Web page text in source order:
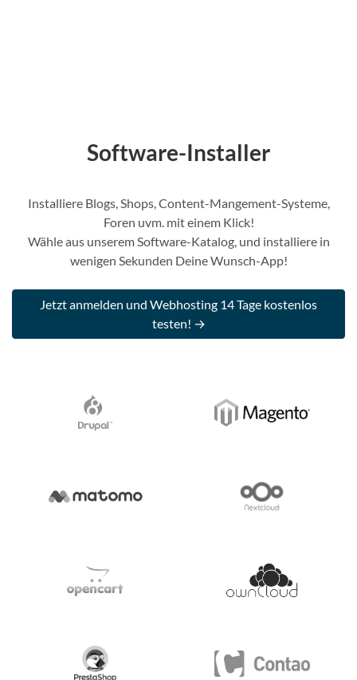
Software-Installer
Installiere Blogs, Shops, Content-Mangement-Systeme,
Foren uvm. mit einem Klick!
Wähle aus unserem Software-Katalog, und installiere in
wenigen Sekunden Deine Wunsch-App!
Jetzt anmelden und Webhosting 14 Tage kostenlos
testen! →